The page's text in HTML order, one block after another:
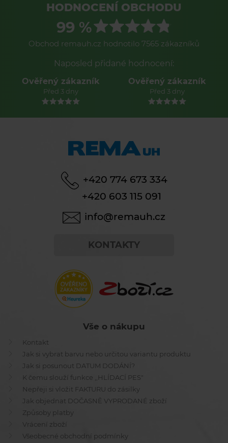
HODNOCENÍ OBCHODU
99 %
Obchod remauh.cz hodnotilo 7565 zákazníků
Naposled přidané hodnocení:
Ověřený zákazník
Před 3 dny
Ověřený zákazník
Před 3 dny
+420 774 673 334
+420 603 115 091
info@remauh.cz
KONTAKTY
Vše o nákupu
Kontakt
Jak si vybrat barvu nebo určitou variantu produktu
Jak si posunout DATUM DODÁNÍ?
K čemu slouží funkce ,,HLÍDACÍ PES"
Nepřeji si vložit FAKTURU do zásilky
Jak objednat DOČASNĚ VYPRODANÉ zboží
Způsoby platby
Vrácení zboží
Všeobecné obchodní podmínky